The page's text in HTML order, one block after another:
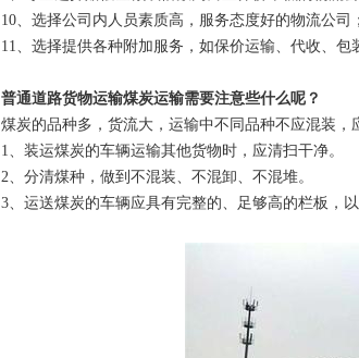
10、选择公司内人员素质高，服务态度好的物流公司；
11、选择提供各种附加服务，如保价运输、代收、
普通道路货物运输煤炭运输需要注意些什么呢？
煤炭的品种多，货流大，运输中不同品种不应混装，
1、装运煤炭的车辆运输其他货物时，应清扫干净。
2、分清煤种，做到不混装、不混卸、不混堆。
3、运送煤炭的车辆应具有完整的、足够高的栏板，